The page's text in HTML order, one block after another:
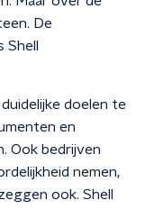
De
doelen te
en
Ook bedrijven
nemen,
ook. Shell